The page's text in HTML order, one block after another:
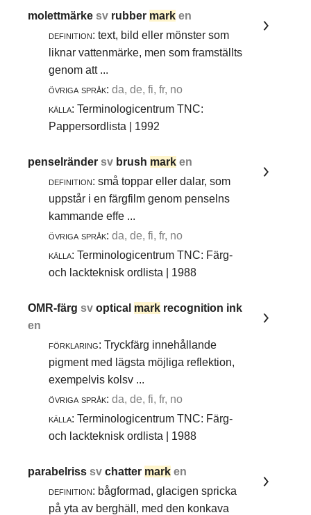
molettmärkesv rubber mark en
definition: text, bild eller mönster som
liknar vattenmärke, men som framställts
genom att ...
övriga språk: da, de, fi, fr, no
källa: Terminologicentrum TNC:
Pappersordlista | 1992
penselrändersv brush mark en
definition: små toppar eller dalar, som
uppstår i en färgfilm genom penselns
kammande effe ...
övriga språk: da, de, fi, fr, no
källa: Terminologicentrum TNC: Färg-
och lackteknisk ordlista | 1988
OMR-färgsvoptical mark recognition ink
en
förklaring: Tryckfärg innehållande
pigment med lägsta möjliga reflektion,
exempelvis kolsv ...
övriga språk: da, de, fi, fr, no
källa: Terminologicentrum TNC: Färg-
och lackteknisk ordlista | 1988
parabelrisssvchatter mark en
definition: bågformad, glacigen spricka
på yta av berghäll, med den konkava